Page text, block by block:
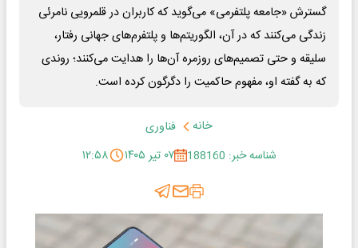
گسترش «جامعه پلتفرمی» می‌گوید که کاربران در قلمرویی نامرئی
زندگی می‌کنند که در آن، الگوریتم‌ها و پلتفرم‌های جهانی رفتار،
سلیقه و حتی تصمیم‌های روزمره آن‌ها را هدایت می‌کنند؛ روندی
که به گفته او، مفهوم حاکمیت را دگرگون کرده است.
خانه
فناوری
شناسه خبر: 188160
۰۷ تیر ۱۴۰۵ ۱۲:۵۸